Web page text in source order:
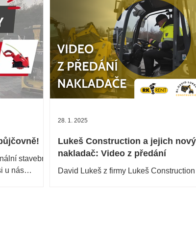
stavební
u nás
Lukeš Construction a jejich nový
nakladač: Video z předání
David Lukeš z firmy Lukeš
28. 1. 2025